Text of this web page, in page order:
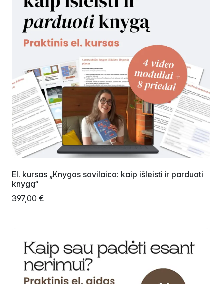
El. kursas „Knygos savilaida: kaip išleisti ir parduoti
knygą“
397,00 €